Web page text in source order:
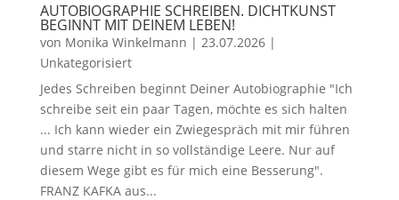
AUTOBIOGRAPHIE SCHREIBEN. DICHTKUNST
BEGINNT MIT DEINEM LEBEN!
von Monika Winkelmann | 23.07.2026|
Unkategorisiert
Jedes Schreiben beginnt Deiner Autobiographie "Ich
schreibe seit ein paar Tagen, möchte es sich halten
... Ich kann wieder ein Zwiegespräch mit mir führen
und starre nicht in so vollständige Leere. Nur auf
diesem Wege gibt es für mich eine Besserung".
FRANZ KAFKA aus...